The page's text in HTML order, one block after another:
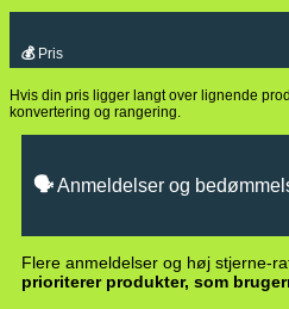
💰Pris
Hvis din pris ligger langt over lignende
konvertering og rangering.
🗣️Anmeldelser og
Flere anmeldelser og høj stjerne-
prioriterer produkter, som